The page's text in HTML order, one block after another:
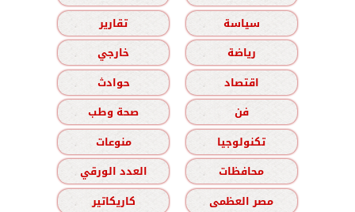
سياسة
تقارير
رياضة
خارجي
اقتصاد
حوادث
فن
صحة وطب
تكنولوجيا
منوعات
محافظات
العدد الورقي
مصر العظمى
كاريكاتير